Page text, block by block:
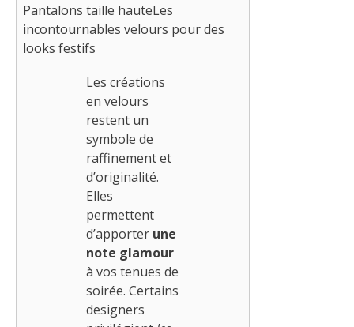
Pantalons taille hauteLes
incontournables velours pour des
looks festifs
Les créations
en velours
restent un
symbole de
raffinement et
d’originalité.
Elles
permettent
d’apporter une
note glamour
à vos tenues de
soirée. Certains
designers